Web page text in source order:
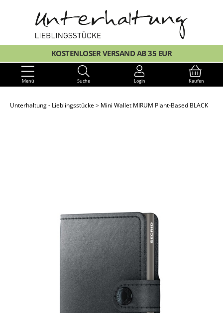
KOSTENLOSER VERSAND AB 35 EUR
Menü Suche Login Kaufen
Unterhaltung - Lieblingsstücke Mini Wallet MIRUM Plant-Based BLACK